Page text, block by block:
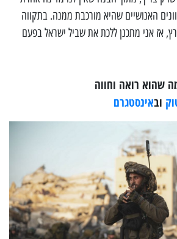
האנושיים שהיא מורכבת ממנה. בתקווה
אז אני מתכנן ללכת את שביל ישראל בפעם
שהוא רואה וחווה
ובאינסטגרם